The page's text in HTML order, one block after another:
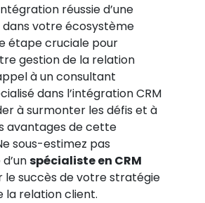
réussie d’une
dans votre écosystème
étape cruciale pour
gestion de la relation
à un consultant
dans l’intégration CRM
à surmonter les défis et à
avantages de cette
sous-estimez pas
spécialiste en CRM
le succès de votre stratégie
la relation client.